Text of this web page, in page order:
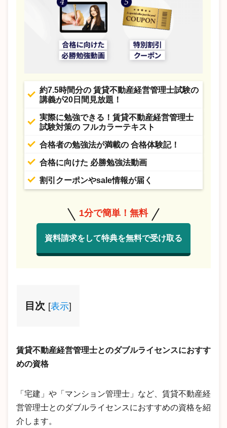
約7.5時間分の 賃貸不動産経営管理士試験の
講義が20日間見放題！
実際に勉強できる！賃貸不動産経営管理士
試験対策の フルカラーテキスト
合格者の勉強法が満載の 合格体験記！
合格に向けた 必勝勉強法動画
割引クーポンやsale情報が届く
1分で簡単！無料
資料請求をして特典を無料で受け取る
目次 [表示]
賃貸不動産経営管理士とのダブルライセンスにおすす
めの資格
「宅建」や「マンション管理士」など、賃貸不動産経
営管理士とのダブルライセンスにおすすめの資格を紹
介します。